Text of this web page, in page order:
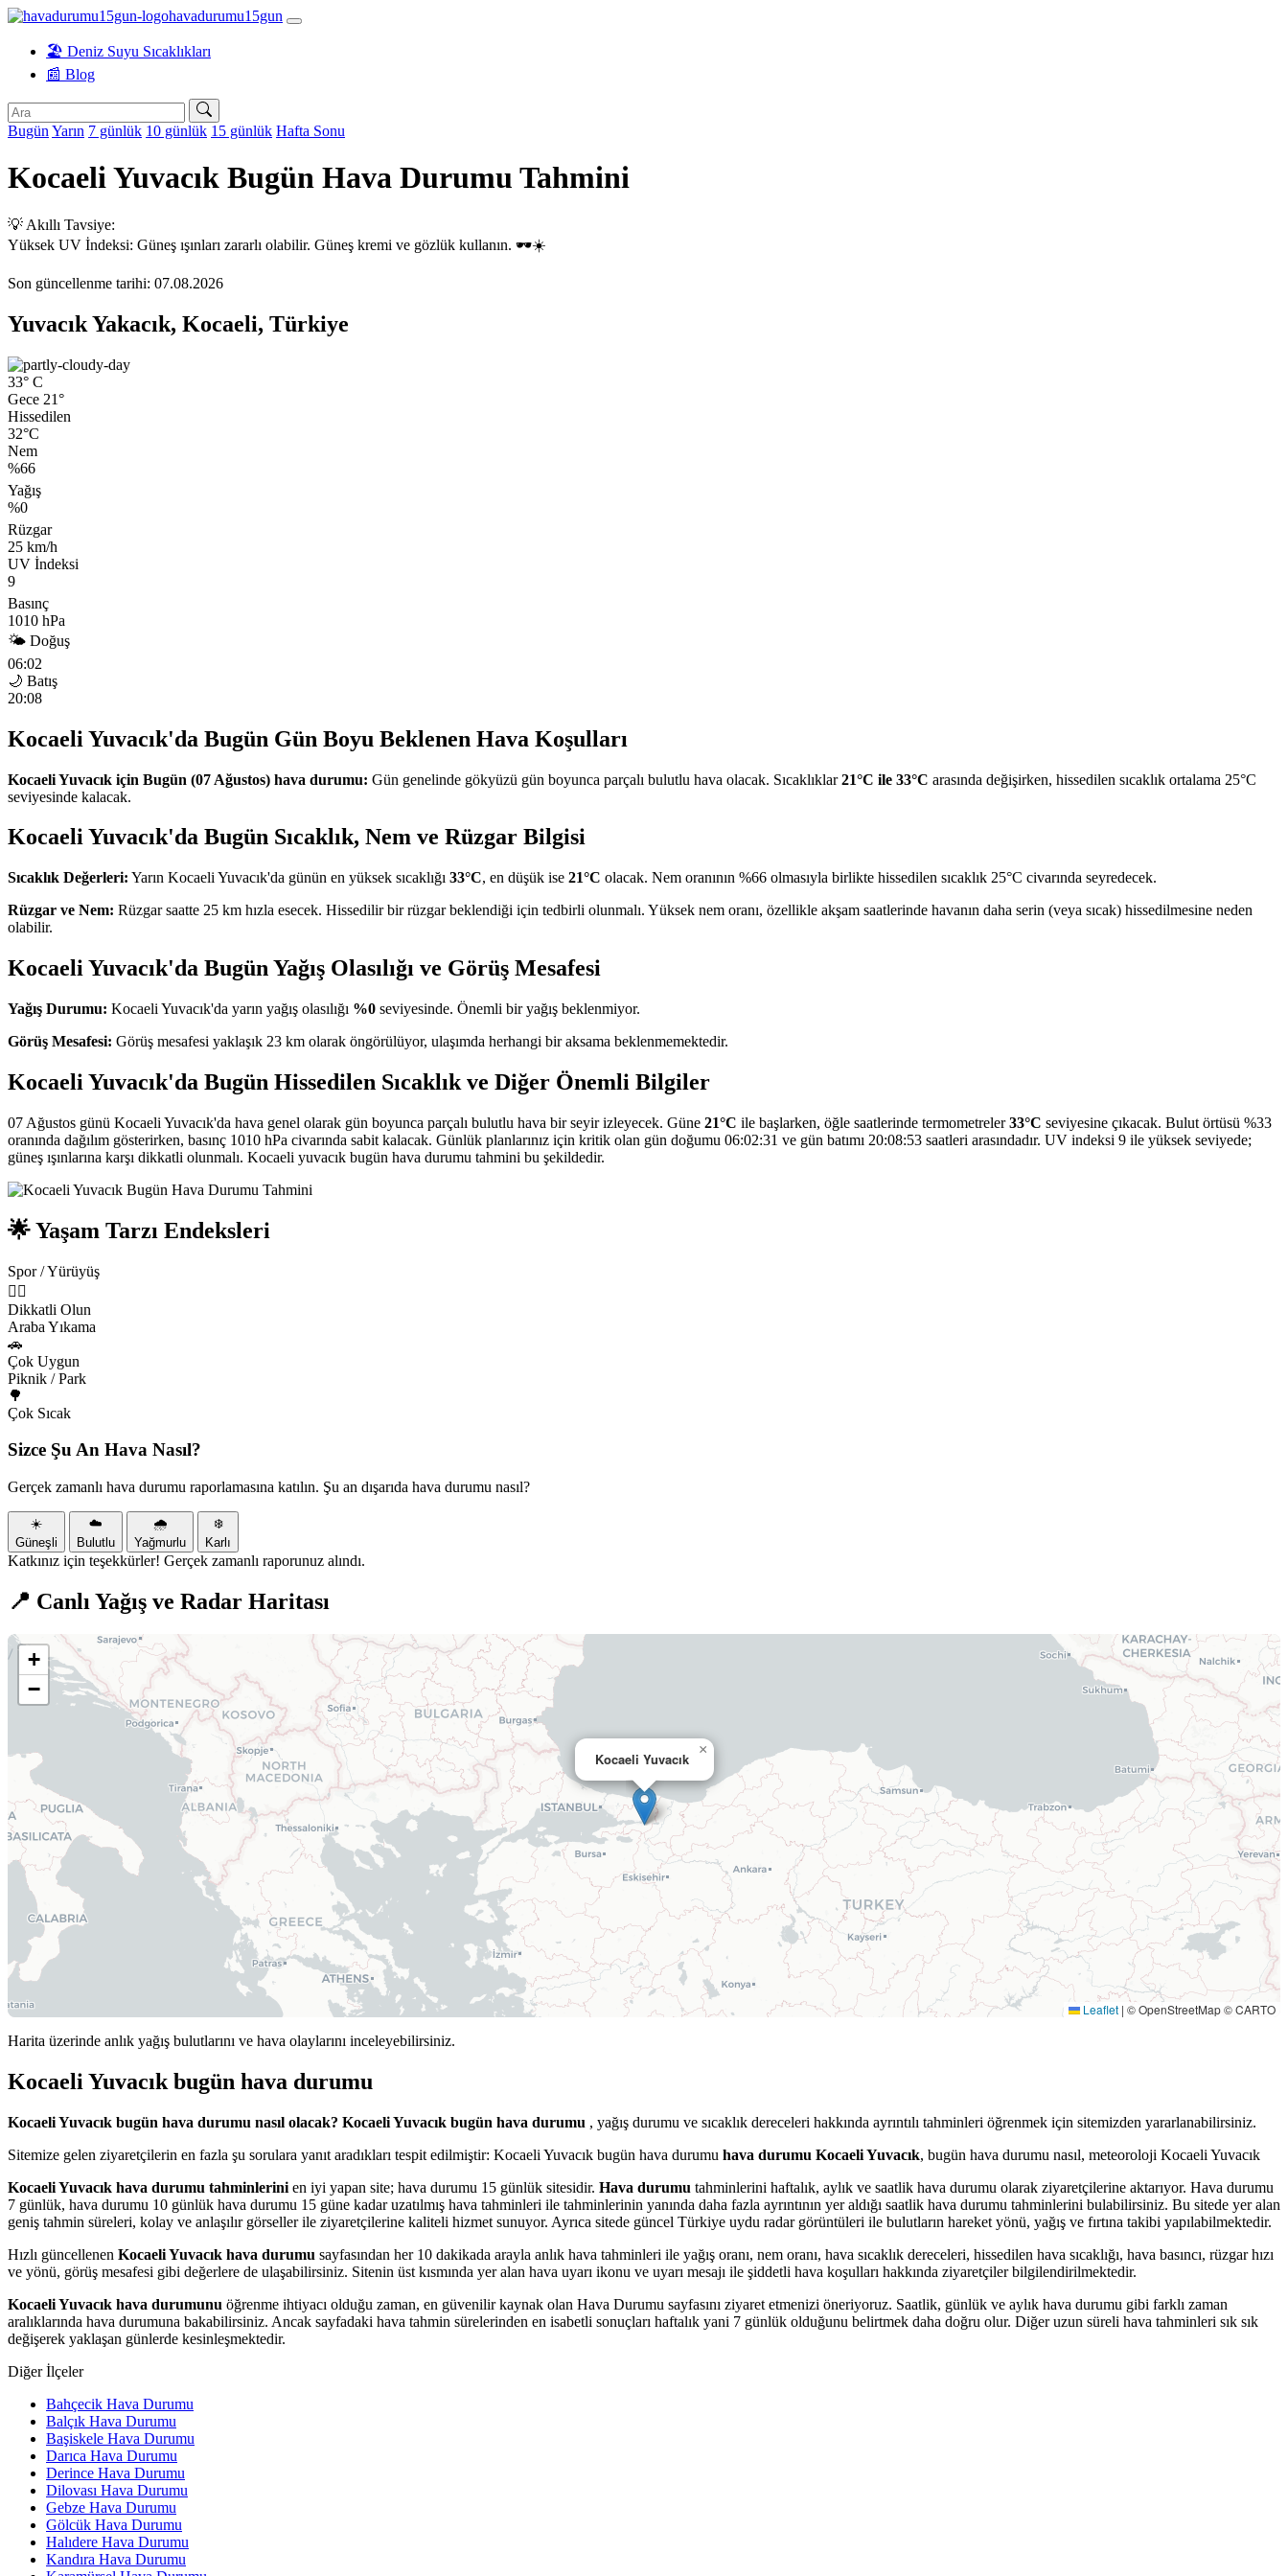
havadurumu15gun
🏖️ Deniz Suyu Sıcaklıkları
📰 Blog
Bugün Yarın 7 günlük 10 günlük 15 günlük Hafta Sonu
Kocaeli Yuvacık Bugün Hava Durumu Tahmini
💡 Akıllı Tavsiye:
Yüksek UV İndeksi: Güneş ışınları zararlı olabilir. Güneş kremi ve gözlük kullanın. 🕶️☀️
Son güncellenme tarihi: 07.08.2026
Yuvacık Yakacık, Kocaeli, Türkiye
33° C
Gece 21°
Hissedilen
32°C
Nem
%66
Yağış
%0
Rüzgar
25 km/h
UV İndeksi
9
Basınç
1010 hPa
🌤 Doğuş
06:02
🌙 Batış
20:08
Kocaeli Yuvacık'da Bugün Gün Boyu Beklenen Hava Koşulları
Kocaeli Yuvacık için Bugün (07 Ağustos) hava durumu: Gün genelinde gökyüzü gün boyunca parçalı bulutlu hava olacak. Sıcaklıklar21°C ile 33°C arasında değişirken, hissedilen sıcaklık ortalama 25°C
seviyesinde kalacak.
Kocaeli Yuvacık'da Bugün Sıcaklık, Nem ve Rüzgar Bilgisi
Sıcaklık Değerleri: Yarın Kocaeli Yuvacık'da günün en yüksek sıcaklığı 33°C, en düşük ise 21°C olacak. Nem oranının %66 olmasıyla birlikte hissedilen sıcaklık 25°C civarında seyredecek.
Rüzgar ve Nem: Rüzgar saatte 25 km hızla esecek. Hissedilir bir rüzgar beklendiği için tedbirli olunmalı. Yüksek nem oranı, özellikle akşam saatlerinde havanın daha serin (veya sıcak) hissedilmesine neden
olabilir.
Kocaeli Yuvacık'da Bugün Yağış Olasılığı ve Görüş Mesafesi
Yağış Durumu: Kocaeli Yuvacık'da yarın yağış olasılığı %0 seviyesinde. Önemli bir yağış beklenmiyor.
Görüş Mesafesi: Görüş mesafesi yaklaşık 23 km olarak öngörülüyor, ulaşımda herhangi bir aksama beklenmemektedir.
Kocaeli Yuvacık'da Bugün Hissedilen Sıcaklık ve Diğer Önemli Bilgiler
07 Ağustos günü Kocaeli Yuvacık'da hava genel olarak gün boyunca parçalı bulutlu hava bir seyir izleyecek. Güne 21°C ile başlarken, öğle saatlerinde termometreler33°C seviyesine çıkacak. Bulut örtüsü %33
oranında dağılım gösterirken, basınç 1010 hPa civarında sabit kalacak. Günlük planlarınız için kritik olan gün doğumu 06:02:31 ve gün batımı 20:08:53 saatleri arasındadır. UV indeksi 9 ile yüksek seviyede;
güneş ışınlarına karşı dikkatli olunmalı. Kocaeli yuvacık bugün hava durumu tahmini bu şekildedir.
🌟 Yaşam Tarzı Endeksleri
Spor / Yürüyüş
🏃‍♂️
Dikkatli Olun
Araba Yıkama
🚗
Çok Uygun
Piknik / Park
🌳
Çok Sıcak
Sizce Şu An Hava Nasıl?
Gerçek zamanlı hava durumu raporlamasına katılın. Şu an dışarıda hava durumu nasıl?
☀️
Güneşli
☁️
Bulutlu
🌧️
Yağmurlu
❄️
Karlı
Katkınız için teşekkürler! Gerçek zamanlı raporunuz alındı.
📍 Canlı Yağış ve Radar Haritası
Kocaeli Yuvacık
×
+
−
Leaflet | © OpenStreetMap © CARTO
Harita üzerinde anlık yağış bulutlarını ve hava olaylarını inceleyebilirsiniz.
Kocaeli Yuvacık bugün hava durumu
Kocaeli Yuvacık bugün hava durumu nasıl olacak? Kocaeli Yuvacık bugün hava durumu , yağış durumu ve sıcaklık dereceleri hakkında ayrıntılı tahminleri öğrenmek için sitemizden yararlanabilirsiniz.
Sitemize gelen ziyaretçilerin en fazla şu sorulara yanıt aradıkları tespit edilmiştir: Kocaeli Yuvacık bugün hava durumu hava durumu Kocaeli Yuvacık, bugün hava durumu nasıl, meteoroloji Kocaeli Yuvacık
Kocaeli Yuvacık hava durumu tahminlerini en iyi yapan site; hava durumu 15 günlük sitesidir. Hava durumu tahminlerini haftalık, aylık ve saatlik hava durumu olarak ziyaretçilerine aktarıyor. Hava durumu
7 günlük, hava durumu 10 günlük hava durumu 15 güne kadar uzatılmış hava tahminleri ile tahminlerinin yanında daha fazla ayrıntının yer aldığı saatlik hava durumu tahminlerini bulabilirsiniz. Bu sitede yer alan
geniş tahmin süreleri, kolay ve anlaşılır görseller ile ziyaretçilerine kaliteli hizmet sunuyor. Ayrıca sitede güncel Türkiye uydu radar görüntüleri ile bulutların hareket yönü, yağış ve fırtına takibi yapılabilmektedir.
Hızlı güncellenen Kocaeli Yuvacık hava durumu sayfasından her 10 dakikada arayla anlık hava tahminleri ile yağış oranı, nem oranı, hava sıcaklık dereceleri, hissedilen hava sıcaklığı, hava basıncı, rüzgar hızı
ve yönü, görüş mesafesi gibi değerlere de ulaşabilirsiniz. Sitenin üst kısmında yer alan hava uyarı ikonu ve uyarı mesajı ile şiddetli hava koşulları hakkında ziyaretçiler bilgilendirilmektedir.
Kocaeli Yuvacık hava durumunu öğrenme ihtiyacı olduğu zaman, en güvenilir kaynak olan Hava Durumu sayfasını ziyaret etmenizi öneriyoruz. Saatlik, günlük ve aylık hava durumu gibi farklı zaman
aralıklarında hava durumuna bakabilirsiniz. Ancak sayfadaki hava tahmin sürelerinden en isabetli sonuçları haftalık yani 7 günlük olduğunu belirtmek daha doğru olur. Diğer uzun süreli hava tahminleri sık sık
değişerek yaklaşan günlerde kesinleşmektedir.
Diğer İlçeler
Bahçecik Hava Durumu
Balçık Hava Durumu
Başiskele Hava Durumu
Darıca Hava Durumu
Derince Hava Durumu
Dilovası Hava Durumu
Gebze Hava Durumu
Gölcük Hava Durumu
Halıdere Hava Durumu
Kandıra Hava Durumu